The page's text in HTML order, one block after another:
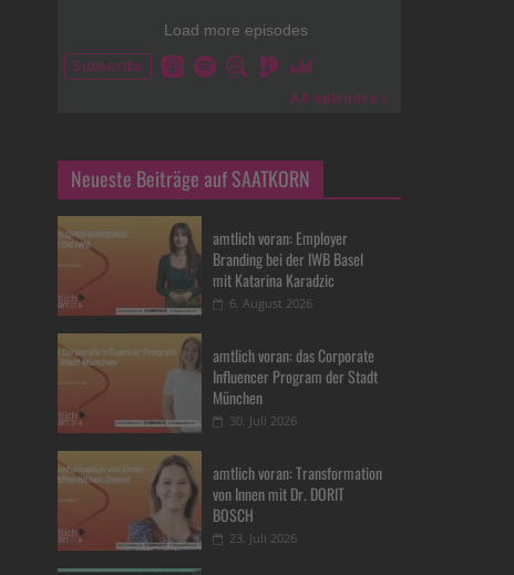
Neueste Beiträge auf SAATKORN
amtlich voran: Employer
Branding bei der IWB Basel
mit Katarina Karadzic
6. August 2026
amtlich voran: das Corporate
Influencer Program der Stadt
München
30. Juli 2026
amtlich voran: Transformation
von Innen mit Dr. DORIT
BOSCH
23. Juli 2026